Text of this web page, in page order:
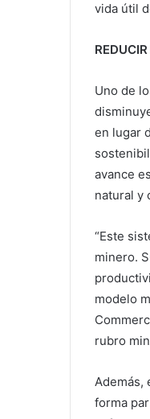
vida útil
Uno de
en lugar
avance
natural y
“Este
minero.
modelo
rubro
Además,
forma